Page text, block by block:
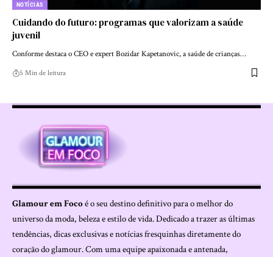
NOTÍCIAS
Cuidando do futuro: programas que valorizam a saúde
juvenil
Conforme destaca o CEO e expert Bozidar Kapetanovic, a saúde de crianças…
5 Min de leitura
Glamour em Focoé o seu destino definitivo para o melhor do
universo da moda, beleza e estilo de vida. Dedicado a trazer as últimas
tendências, dicas exclusivas e notícias fresquinhas diretamente do
coração do glamour. Com uma equipe apaixonada e antenada,